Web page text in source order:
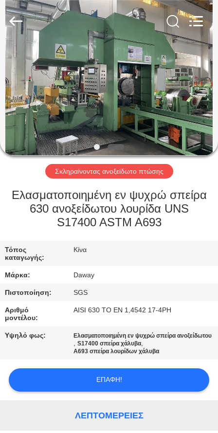
ΣΠΊΤΙ
ΠΡΟΪΌΝΤΑ
ΒΊΝΤΕΟ
ΠΕΡΊΠΟΥ
ΕΜΕΊΣ
ΓΎΡΟΣ
ΕΡΓΟΣΤΑΣΊΩΝ
ΈΛΕΓΧΟΣ
ΜΑΣ
ΕΛΆΤΕ
ΣΕ
ΕΠΑΦΉ
ΈΝΑ
ΑΠΌΣΠΑΣΜΑ
Special
Steel
Ltd.
Reserved.
Σκληραίνοντας ανοξείδωτο πτώσης
Ελασματοποιημένη εν ψυχρώ σπείρα
630 ανοξείδωτου λουρίδα UNS
S17400 ASTM A693
Τόπος
καταγωγής:
Κίνα
Μάρκα: Daway
Πιστοποίηση: SGS
Αριθμό
μοντέλου:
AISI 630 ΤΟ EN 1,4542 17-4PH
Υψηλό φως: Ελασματοποιημένη εν ψυχρώ σπείρα ανοξείδωτου
,S17400 σπείρα χάλυβα,
A693 σπείρα λουρίδων χάλυβα
ΕΠΑΦΉ!
ΛΕΠΤΟΜΈΡΕΙΕΣ